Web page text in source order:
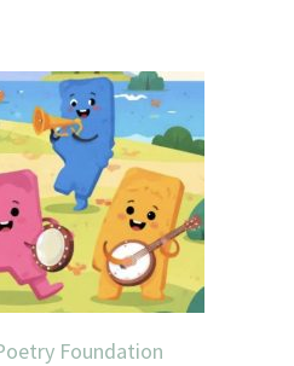
Foundation